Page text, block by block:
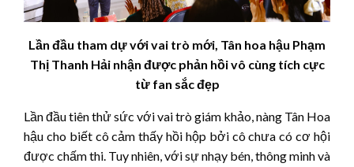
Lần đầu tham dự với vai trò mới, Tân hoa hậu Phạm
Thị Thanh Hải nhận được phản hồi vô cùng tích cực
từ fan sắc đẹp
Lần đầu tiên thử sức với vai trò giám khảo, nàng Tân Hoa
hậu cho biết cô cảm thấy hồi hộp bởi cô chưa có cơ hội
được chấm thi. Tuy nhiên, với sự nhạy bén, thông minh và